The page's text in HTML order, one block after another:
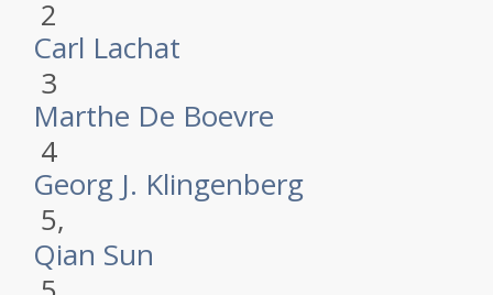
2
Carl Lachat
3
Marthe De Boevre
4
Georg J. Klingenberg
5,
Qian Sun